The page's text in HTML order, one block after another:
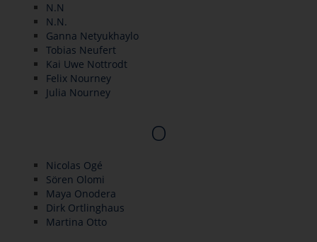
N.N
N.N.
Ganna Netyukhaylo
Tobias Neufert
Kai Uwe Nottrodt
Felix Nourney
Julia Nourney
O
Nicolas Ogé
Sören Olomi
Maya Onodera
Dirk Ortlinghaus
Martina Otto